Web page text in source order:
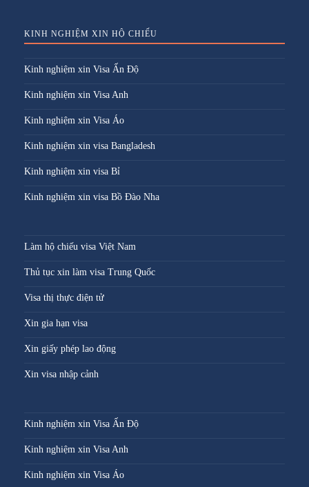
KINH NGHIỆM XIN HỘ CHIẾU
Kinh nghiệm xin Visa Ấn Độ
Kinh nghiệm xin Visa Anh
Kinh nghiệm xin Visa Áo
Kinh nghiệm xin visa Bangladesh
Kinh nghiệm xin visa Bỉ
Kinh nghiệm xin visa Bồ Đào Nha
Làm hộ chiếu visa Việt Nam
Thủ tục xin làm visa Trung Quốc
Visa thị thực điện tử
Xin gia hạn visa
Xin giấy phép lao động
Xin visa nhập cảnh
Kinh nghiệm xin Visa Ấn Độ
Kinh nghiệm xin Visa Anh
Kinh nghiệm xin Visa Áo